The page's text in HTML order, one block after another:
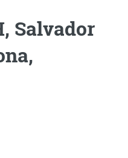
Salvador